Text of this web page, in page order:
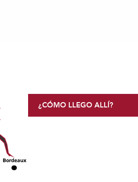
¿CÓMO LLEGO ALLÍ?